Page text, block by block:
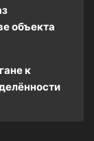
объекта
к